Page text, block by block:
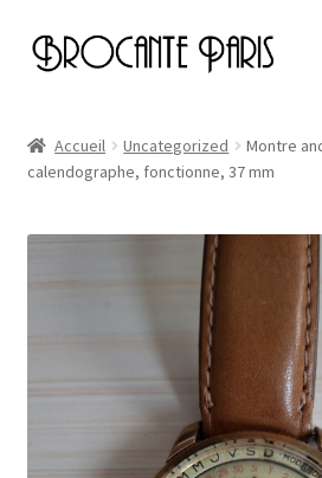
Aller
navigation
Aller
au
Cart
Checkout
Accueil Uncategorized
Montre
calendographe, fonctionne, 37 mm